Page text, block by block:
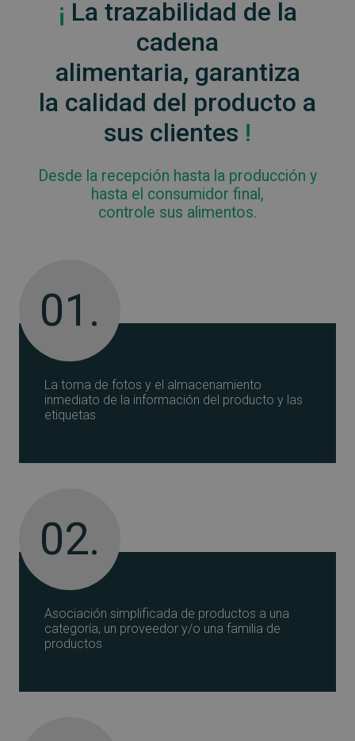
¡ La trazabilidad de la
cadena
alimentaria, garantiza
la calidad del producto a
sus clientes !
Desde la recepción hasta la producción y
hasta el consumidor final,
controle sus alimentos.
01.
La toma de fotos y el almacenamiento
inmediato de la información del producto y las
etiquetas
02.
Asociación simplificada de productos a una
categoría, un proveedor y/o una familia de
productos